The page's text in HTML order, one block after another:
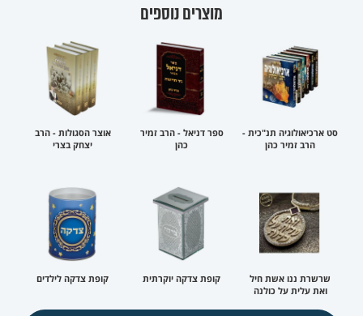
מוצרים נוספים
סט ארכיאולוגיה תנ"כית -
הרב זמיר כהן
ספר דניאל - הרב זמיר
כהן
אוצר הסגולות - הרב
יצחק בצרי
שרשרת ננו אשת חיל
ואת עלית על כולנה
קופת צדקה יוקרתית קופת צדקה לילדים